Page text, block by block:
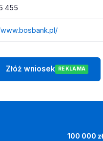
455
Złóż wniosek REKLAMA
100 000 zł